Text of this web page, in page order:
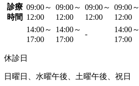
診療
時間
09:00～
12:00
09:00～
12:00
09:00～
12:00
09:00～
12:00
14:00～
17:00
14:00～
17:00
-
14:00～
17:00
休診日
日曜日、水曜午後、土曜午後、祝日